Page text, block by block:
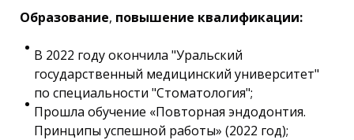
Образование, повышение квалификации:
В 2022 году окончила "Уральский
государственный медицинский университет"
по специальности "Стоматология";
Прошла обучение «Повторная эндодонтия.
Принципы успешной работы» (2022 год);